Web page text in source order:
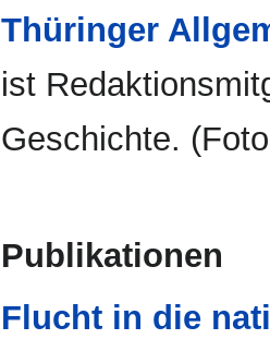
Thüringer
ist
Geschichte.
Publikationen
Flucht in die